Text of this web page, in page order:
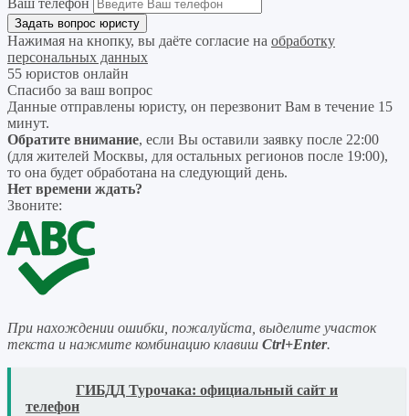
Ваш телефон
Нажимая на кнопку, вы даёте согласие на обработку
персональных данных
55 юристов онлайн
Спасибо за ваш вопрос
Данные отправлены юристу, он перезвонит Вам в течение 15
минут.
Обратите внимание, если Вы оставили заявку после 22:00
(для жителей Москвы, для остальных регионов после 19:00),
то она будет обработана на следующий день.
Нет времени ждать?
Звоните:
При нахождении ошибки, пожалуйста, выделите участок
текста и нажмите комбинацию клавиш Ctrl+Enter.
ГИБДД Турочака: официальный сайт и
телефон